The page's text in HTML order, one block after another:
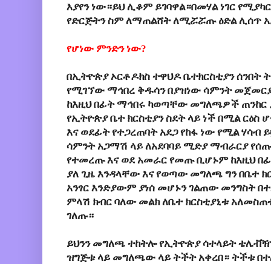
እያየን ነው።ይህ ሊቆም ይገባዋል።በመሃል ነገር
የድርጅትን ስም ለማጠልሸት ለሚሯሯጡ ዕድል ሊሰጥ
የሆነው ምንድን ነው?
በኢትዮጵያ ኦርቶዶክስ ተዋህዶ ቤተክርስቲያን
የሚገኘው ማኅበረ ቅዱሳን በያዝነው ሳምንት
ከእዚህ በፊት ማኅበሩ ካወጣቸው መግለጫዎች
የኢትዮጵያ ቤተ ክርስቲያን ስደት ላይ ነች በሚል ርዕስ
እና ወደፊት የተጋረጠባት አደጋ የከፋ ነው የሚል
ሳምንት አጋማሽ ላይ ለአደባባይ ሚድያ ማብራርያ
የተመረጡ እና ወደ አመራር የመጡ ቢሆኑም ከእዚህ
ያለ ጊዜ እንዳላቸው እና የወጣው መግለጫ ግን በቤተ
አንፃር እንድያውም ያነሰ መሆኑን ገልጠው መንግስት
ምላሽ ክብር ባለው መልክ ለቤተ ክርስቲያኒቱ
ገለጡ።
ይህንን መግለጫ ተከትሎ የኢትዮጵያ ሳተላይት
ዝግጅቱ ላይ መግለጫው ላይ ትችት አቀረበ። ትችቱ